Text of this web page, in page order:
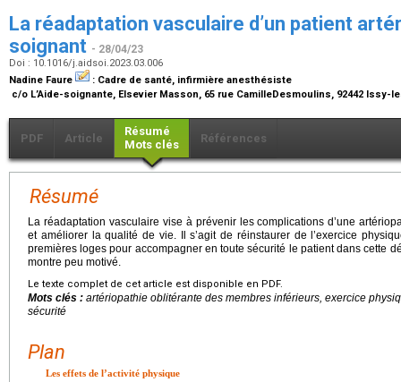
La réadaptation vasculaire d’un patient
soignant - 28/04/23
Doi : 10.1016/j.aidsoi.2023.03.006
Nadine Faure
: Cadre de santé, infirmière anesthésiste
c/o L’Aide-soignante, Elsevier Masson, 65 rue CamilleDesmoulins, 92442
PDF Article
Résumé
Mots clés
Références
Résumé
La réadaptation vasculaire vise à prévenir les complications d’une
et améliorer la qualité de vie. Il s’agit de réinstaurer de l’exercice
premières loges pour accompagner en toute sécurité le patient dans cette
montre peu motivé.
Le texte complet de cet article est disponible en PDF.
Mots clés : artériopathie oblitérante des membres inférieurs, exercice
sécurité
Plan
Les effets de l’activité physique